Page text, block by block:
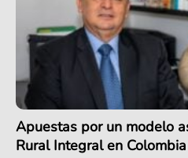
Apuestas por un modelo
Rural Integral en Colombia